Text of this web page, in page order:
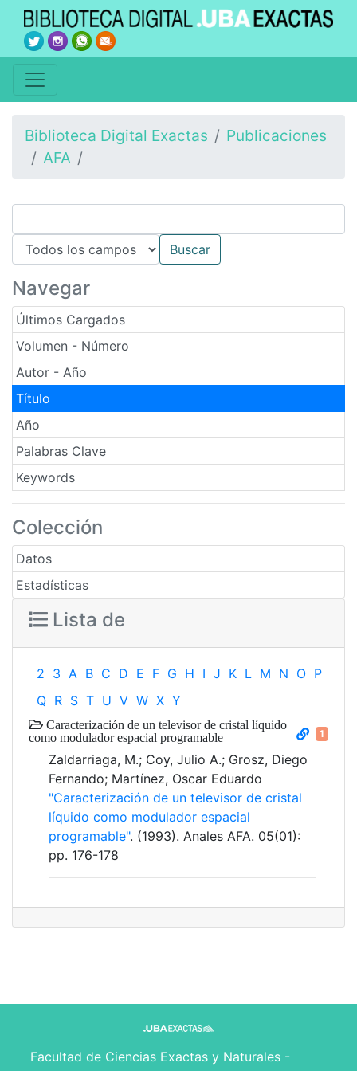
Biblioteca Digital Exactas
Publicaciones
AFA
Navegar
Últimos Cargados
Volumen - Número
Autor - Año
Título
Año
Palabras Clave
Keywords
Colección
Datos
Estadísticas
Lista de
2 3 A B C D E F G H I J K L M N O P
Q R S T U V W X Y
Caracterización de un televisor de cristal líquido
como modulador espacial programable
1
Zaldarriaga, M.; Coy, Julio A.; Grosz, Diego
Fernando; Martínez, Oscar Eduardo
"Caracterización de un televisor de cristal
líquido como modulador espacial
programable". (1993). Anales AFA. 05(01):
pp. 176-178
Facultad de Ciencias Exactas y Naturales -